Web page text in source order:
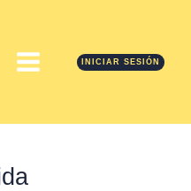
MENU
INICIAR SESIÓN